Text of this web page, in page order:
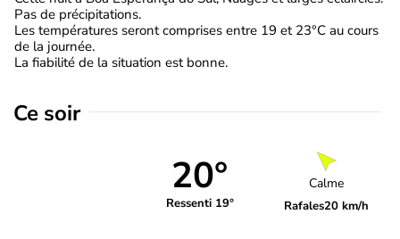
Pas de précipitations.
Les températures seront comprises entre 19 et 23°C au cours
de la journée.
La fiabilité de la situation est bonne.
Ce soir
20°
Ressenti 19°
Calme
Rafales20 km/h